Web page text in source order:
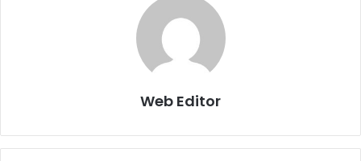
Web Editor